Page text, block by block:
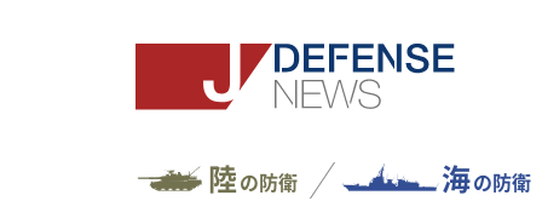
陸の防衛 海の防衛